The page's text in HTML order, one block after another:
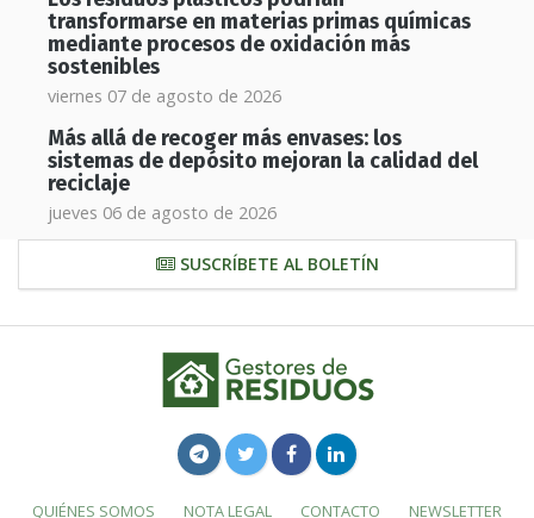
transformarse en materias primas químicas
mediante procesos de oxidación más
sostenibles
viernes 07 de agosto de 2026
Más allá de recoger más envases: los
sistemas de depósito mejoran la calidad del
reciclaje
jueves 06 de agosto de 2026
SUSCRÍBETE AL BOLETÍN
QUIÉNES SOMOS NOTA LEGAL CONTACTO NEWSLETTER